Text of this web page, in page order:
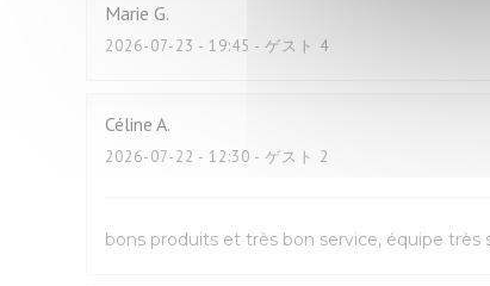
Marie G
2026-07-23 - 19:45 - ゲスト 4
Céline A
2026-07-22 - 12:30 - ゲスト 2
bons produits et très bon service, équipe